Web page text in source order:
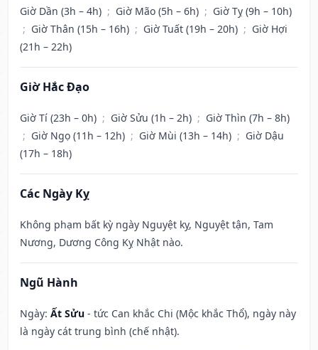
Giờ Dần (3h – 4h) ; Giờ Mão (5h – 6h) ; Giờ Tỵ (9h – 10h)
; Giờ Thân (15h – 16h) ; Giờ Tuất (19h – 20h) ; Giờ Hợi
(21h – 22h)
Giờ Hắc Đạo
Giờ Tí (23h – 0h) ; Giờ Sửu (1h – 2h) ; Giờ Thìn (7h – 8h)
; Giờ Ngọ (11h – 12h) ; Giờ Mùi (13h – 14h) ; Giờ Dậu
(17h – 18h)
Các Ngày Kỵ
Không phạm bất kỳ ngày Nguyệt kỵ, Nguyệt tận, Tam
Nương, Dương Công Kỵ Nhật nào.
Ngũ Hành
Ngày: Ất Sửu - tức Can khắc Chi (Mộc khắc Thổ), ngày này
là ngày cát trung bình (chế nhật).